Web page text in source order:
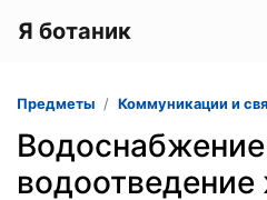
Я ботаник
Предметы Коммуникации и